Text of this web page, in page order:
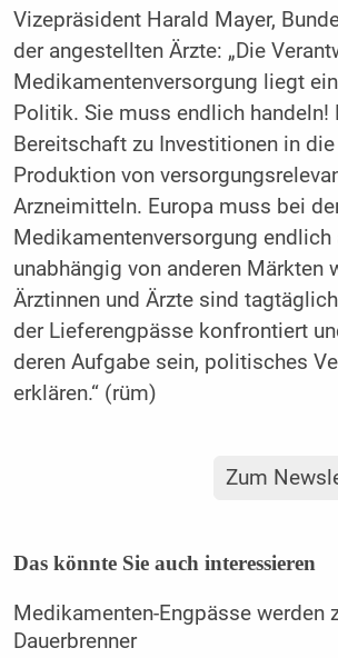
Vizepräsident Harald Mayer,
der angestellten Ärzte: „Die
Medikamentenversorgung liegt
Politik. Sie muss endlich handeln!
Bereitschaft zu Investitionen in
Produktion von
Arzneimitteln. Europa muss bei
Medikamentenversorgung endlich
unabhängig von anderen Märkten
Ärztinnen und Ärzte sind
der Lieferengpässe konfrontiert
deren Aufgabe sein, politisches
erklären.“ (rüm)
Zum
Das könnte Sie auch interessieren
Medikamenten-Engpässe werden
Dauerbrenner